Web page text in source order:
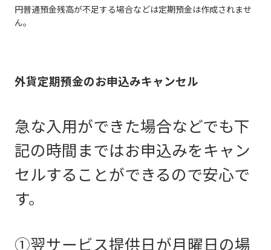
円普通預金残高が不足する場合などは定期預金は作成されませ
ん。
外貨定期預金のお申込みキャンセル
急な入用ができた場合などでも下
記の時間まではお申込みをキャン
セルすることができるので安心で
す。
①翌サービス提供日が月曜日の場